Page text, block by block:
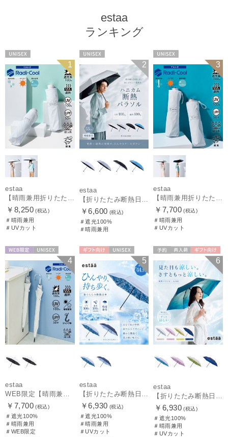
estaa
ランキング
1
estaa
￥8,250 (税込)
＃晴雨兼用
＃UVカット
2
estaa
【折りたたみ断熱日傘】エスタ (estaa) ハニカム断熱パラソル 55㎝ 折りたたみ傘 晴雨兼用 遮光100 UV100
￥6,600 (税込)
＃遮光100%
＃晴雨兼用
3
estaa
￥7,700 (税込)
＃晴雨兼用
＃UVカット
4
estaa
￥7,700 (税込)
＃遮光100%
＃晴雨兼用
＃WEB限定
5
estaa
￥6,930 (税込)
＃遮光100%
＃晴雨兼用
＃UVカット
ギフト向け
UNISEX
6
estaa
￥6,930 (税込)
＃遮光100%
＃晴雨兼用
＃UVカット